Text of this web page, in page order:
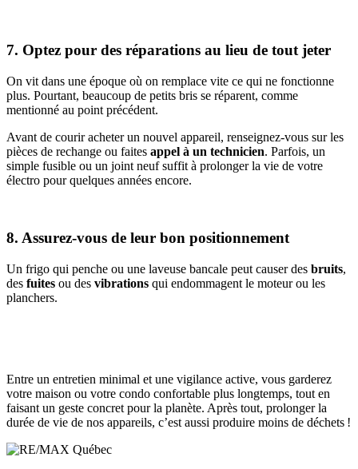
7. Optez pour des réparations au lieu de tout jeter
On vit dans une époque où on remplace vite ce qui ne fonctionne
plus. Pourtant, beaucoup de petits bris se réparent, comme
mentionné au point précédent.
Avant de courir acheter un nouvel appareil, renseignez-vous sur les
pièces de rechange ou faites appel à un technicien. Parfois, un
simple fusible ou un joint neuf suffit à prolonger la vie de votre
électro pour quelques années encore.
8. Assurez-vous de leur bon positionnement
Un frigo qui penche ou une laveuse bancale peut causer des bruits,
des fuites ou des vibrations qui endommagent le moteur ou les
planchers.
Entre un entretien minimal et une vigilance active, vous garderez
votre maison ou votre condo confortable plus longtemps, tout en
faisant un geste concret pour la planète. Après tout, prolonger la
durée de vie de nos appareils, c’est aussi produire moins de déchets !